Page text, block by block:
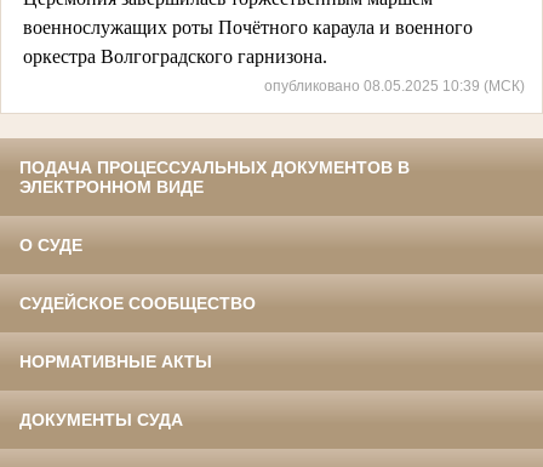
военнослужащих роты Почётного караула и военного
оркестра Волгоградского гарнизона.
опубликовано 08.05.2025 10:39 (МСК)
ПОДАЧА ПРОЦЕССУАЛЬНЫХ ДОКУМЕНТОВ В
ЭЛЕКТРОННОМ ВИДЕ
О СУДЕ
СУДЕЙСКОЕ СООБЩЕСТВО
НОРМАТИВНЫЕ АКТЫ
ДОКУМЕНТЫ СУДА